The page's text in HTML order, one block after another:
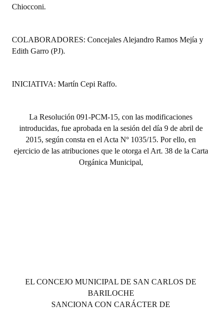
Chiocconi.
COLABORADORES: Concejales Alejandro Ramos Mejía y
Edith Garro (PJ).
INICIATIVA: Martín Cepi Raffo.
La Resolución 091-PCM-15, con las modificaciones
introducidas, fue aprobada en la sesión del día 9 de abril de
2015, según consta en el Acta Nº 1035/15. Por ello, en
ejercicio de las atribuciones que le otorga el Art. 38 de la Carta
Orgánica Municipal,
EL CONCEJO MUNICIPAL DE SAN CARLOS DE
BARILOCHE
SANCIONA CON CARÁCTER DE